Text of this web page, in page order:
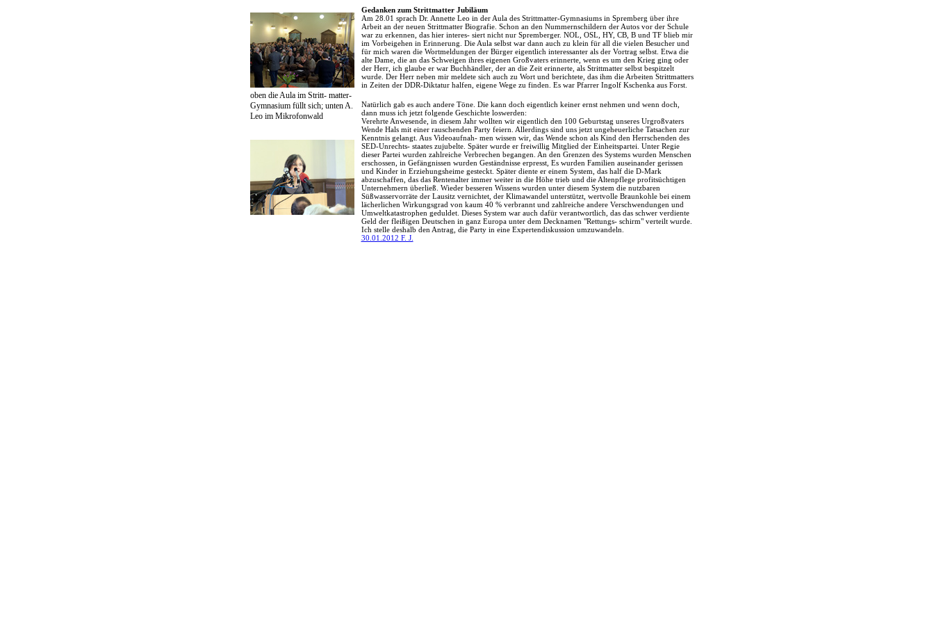
Gedanken zum Strittmatter Jubiläum
Am 28.01 sprach Dr. Annette Leo in der Aula des Strittmatter-Gymnasiums in Spremberg über ihre
Arbeit an der neuen Strittmatter Biografie. Schon an den Nummernschildern der Autos vor der Schule
war zu erkennen, das hier interes- siert nicht nur Spremberger. NOL, OSL, HY, CB, B und TF blieb mir
im Vorbeigehen in Erinnerung. Die Aula selbst war dann auch zu klein für all die vielen Besucher und
für mich waren die Wortmeldungen der Bürger eigentlich interessanter als der Vortrag selbst. Etwa die
alte Dame, die an das Schweigen ihres eigenen Großvaters erinnerte, wenn es um den Krieg ging oder
der Herr, ich glaube er war Buchhändler, der an die Zeit erinnerte, als Strittmatter selbst bespitzelt
wurde. Der Herr neben mir meldete sich auch zu Wort und berichtete, das ihm die Arbeiten Strittmatters
in Zeiten der DDR-Diktatur halfen, eigene Wege zu finden. Es war Pfarrer Ingolf Kschenka aus Forst.
Natürlich gab es auch andere Töne. Die kann doch eigentlich keiner ernst nehmen und wenn doch,
dann muss ich jetzt folgende Geschichte loswerden:
Verehrte Anwesende, in diesem Jahr wollten wir eigentlich den 100 Geburtstag unseres Urgroßvaters
Wende Hals mit einer rauschenden Party feiern. Allerdings sind uns jetzt ungeheuerliche Tatsachen zur
Kenntnis gelangt. Aus Videoaufnah- men wissen wir, das Wende schon als Kind den Herrschenden des
SED-Unrechts- staates zujubelte. Später wurde er freiwillig Mitglied der Einheitspartei. Unter Regie
dieser Partei wurden zahlreiche Verbrechen begangen. An den Grenzen des Systems wurden Menschen
erschossen, in Gefängnissen wurden Geständnisse erpresst, Es wurden Familien auseinander gerissen
und Kinder in Erziehungsheime gesteckt. Später diente er einem System, das half die D-Mark
abzuschaffen, das das Rentenalter immer weiter in die Höhe trieb und die Altenpflege profitsüchtigen
Unternehmern überließ. Wieder besseren Wissens wurden unter diesem System die nutzbaren
Süßwasservorräte der Lausitz vernichtet, der Klimawandel unterstützt, wertvolle Braunkohle bei einem
lächerlichen Wirkungsgrad von kaum 40 % verbrannt und zahlreiche andere Verschwendungen und
Umweltkatastrophen geduldet. Dieses System war auch dafür verantwortlich, das das schwer verdiente
Geld der fleißigen Deutschen in ganz Europa unter dem Decknamen "Rettungs- schirm" verteilt wurde.
Ich stelle deshalb den Antrag, die Party in eine Expertendiskussion umzuwandeln.
30.01.2012 F. J.
oben die Aula im Stritt- matter-
Gymnasium füllt sich; unten A.
Leo im Mikrofonwald